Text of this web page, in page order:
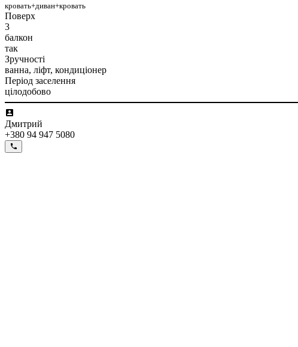
кровать+диван+кровать
Поверх
3
балкон
так
Зручності
ванна, ліфт, кондиціонер
Період заселення
цілодобово
Дмитрий
+380 94 947 5080